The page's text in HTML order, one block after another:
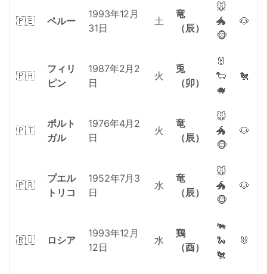
🇵🇪 ペルー
1993年12月
31日
土
竜
（辰）
🐭
🐲
🐵
🐶
🇵🇭
フィリ
ピン
1987年2月2
日
火
兎
（卯）
🐰
🐑
🐗
🐔
🇵🇹
ポルト
ガル
1976年4月2
日
火
竜
（辰）
🐭
🐲
🐵
🐶
🇵🇷
プエル
トリコ
1952年7月3
日
水
竜
（辰）
🐭
🐲
🐵
🐶
🇷🇺 ロシア
1993年12月
12日
水
鶏
（酉）
🐃
🐍
🐔
🐰